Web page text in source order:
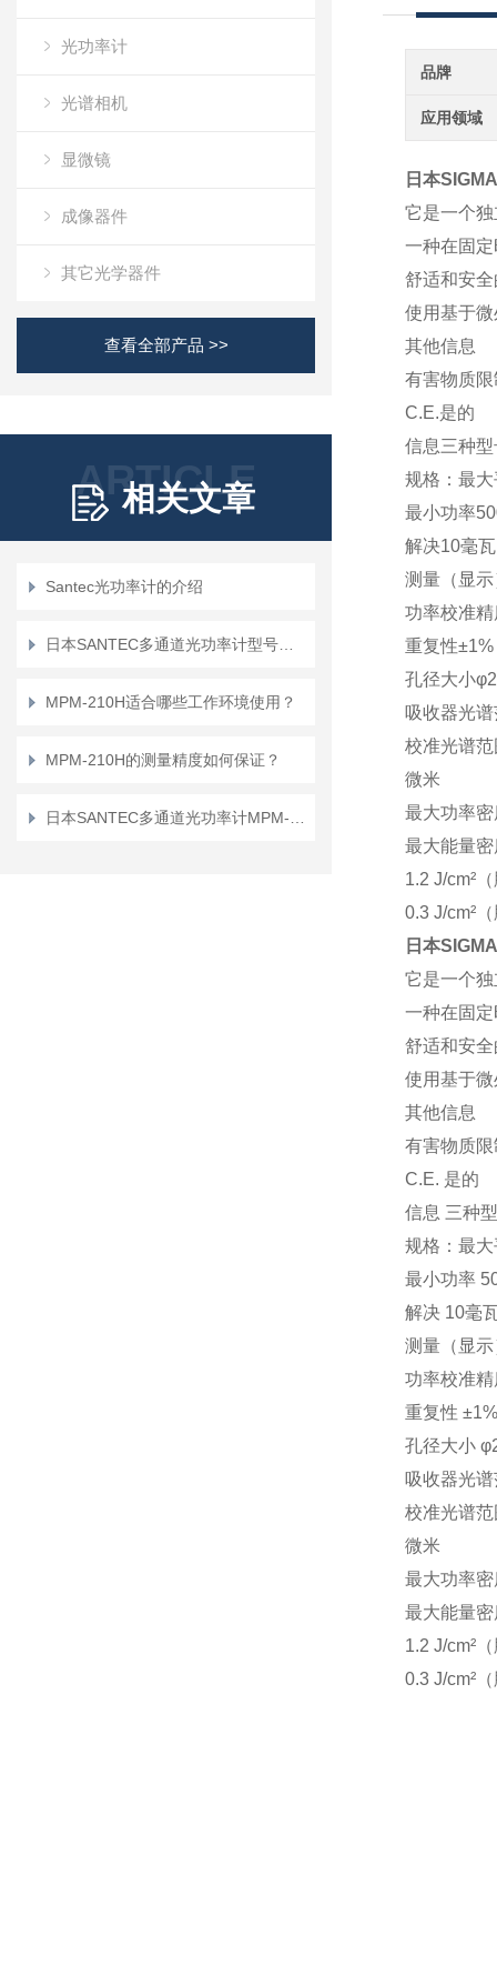
光功率计
光谱相机
显微镜
成像器件
其它光学器件
查看全部产品 >>
ARTICLE
相关文章
Santec光功率计的介绍
MPM-210H适合哪些工作环境使用？
MPM-210H的测量精度如何保证？
品牌
应用领域
日本
它是一个
一种在固
舒适和安
使用基于
其他信息
有害物质
C.E.是的
信息三种
规格：最
最小功率
解决10毫瓦
测量（显
功率校准
重复性±1%
孔径大小
吸收器光
校准光谱范
微米
最大功率密
最大能量密
1.2 J/cm²
0.3 J/cm²
日本
它是一个
一种在固
舒适和安
使用基于
其他信息
有害物质
C.E. 是的
信息 三种
规格：最
最小功率
解决 10毫
测量（显
功率校准
重复性 ±1%
孔径大小
吸收器光
校准光谱范
微米
最大功率密
最大能量密
1.2 J/cm²
0.3 J/cm²